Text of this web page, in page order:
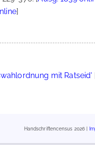
]
mit Ratseid'
Handschriftencensus 2026 |